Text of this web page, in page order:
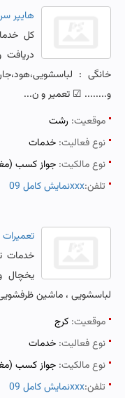
هایپر
کل
خانگی :
و........ ☑ تعمیر و ن...
موقعیت: رشت
نوع فعالیت: خدمات
نوع مالکیت: جواز کسب
تلفن:نمایش کامل 09xxx
خدمات
یخچال
لباسشویی ، ماشین ظرفشویی
موقعیت: کرج
نوع فعالیت: خدمات
نوع مالکیت: جواز کسب
تلفن:نمایش کامل 09xxx